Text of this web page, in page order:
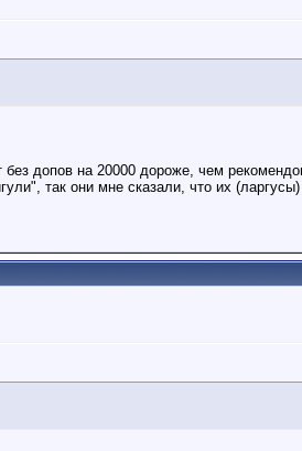
допов на 20000 дороже, чем
так они мне сказали, что их